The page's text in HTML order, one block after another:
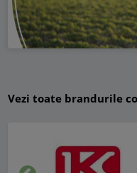
Vezi toate brandurile